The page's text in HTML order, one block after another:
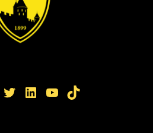
Twitter LinkedIn YouTube TikTok